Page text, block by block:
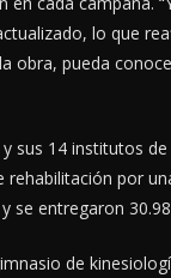
lo que
obra, pueda
sus 14 institutos
por
se entregaron
de